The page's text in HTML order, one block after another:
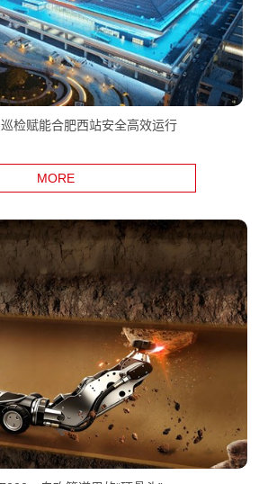
检赋能合肥西站安全高效运行
MORE